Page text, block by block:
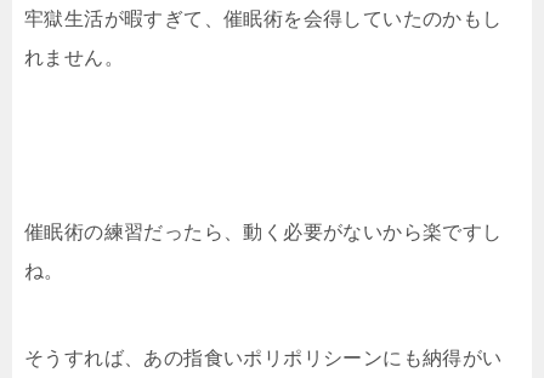
牢獄生活が暇すぎて、催眠術を会得していたのかもし
れません。
催眠術の練習だったら、動く必要がないから楽ですし
ね。
そうすれば、あの指食いポリポリシーンにも納得がい